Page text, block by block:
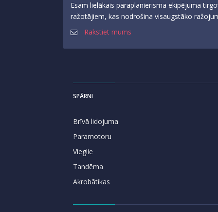
Esam lielākais paraplanierisma ekipējuma
ražotājiem, kas nodrošina visaugstāko
Rakstiet mums
SPĀRNI
Brīvā lidojuma
Paramotoru
Vieglie
Tandēma
Akrobātikas